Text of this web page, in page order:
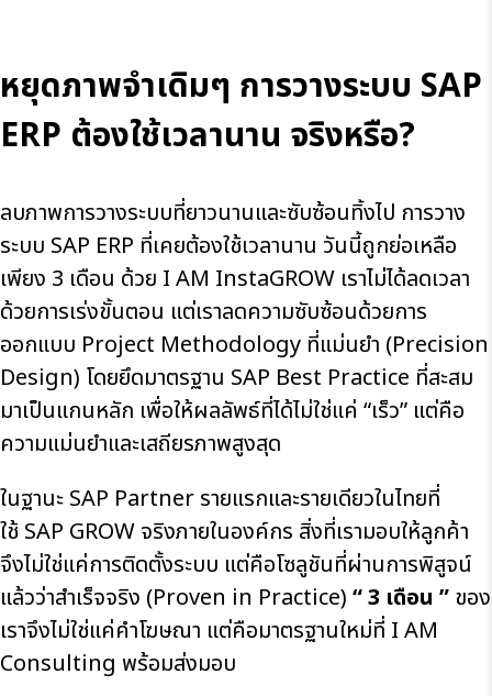
หยุดภาพจำเดิมๆ การวางระบบ SAP
ERP ต้องใช้เวลานาน จริงหรือ?
ลบภาพการวางระบบที่ยาวนานและซับซ้อนทิ้งไป การวาง
ระบบ SAP ERP ที่เคยต้องใช้เวลานาน วันนี้ถูกย่อเหลือ
เพียง 3 เดือน ด้วย I AM InstaGROW เราไม่ได้ลดเวลา
ด้วยการเร่งขั้นตอน แต่เราลดความซับซ้อนด้วยการ
ออกแบบ Project Methodology ที่แม่นยำ (Precision
Design) โดยยึดมาตรฐาน SAP Best Practice ที่สะสม
มาเป็นแกนหลัก เพื่อให้ผลลัพธ์ที่ได้ไม่ใช่แค่ “เร็ว” แต่คือ
ความแม่นยำและเสถียรภาพสูงสุด
ในฐานะ SAP Partner รายแรกและรายเดียวในไทยที่
ใช้ SAP GROW จริงภายในองค์กร สิ่งที่เรามอบให้ลูกค้า
จึงไม่ใช่แค่การติดตั้งระบบ แต่คือโซลูชันที่ผ่านการพิสูจน์
แล้วว่าสำเร็จจริง (Proven in Practice) “ 3 เดือน ” ของ
เราจึงไม่ใช่แค่คำโฆษณา แต่คือมาตรฐานใหม่ที่ I AM
Consulting พร้อมส่งมอบ